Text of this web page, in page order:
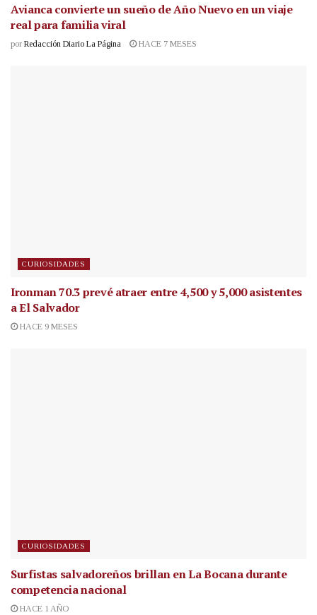
Avianca convierte un sueño de Año Nuevo en un viaje
real para familia viral
por Redacción Diario La Página HACE 7 MESES
CURIOSIDADES
Ironman 70.3 prevé atraer entre 4,500 y 5,000 asistentes
a El Salvador
HACE 9 MESES
CURIOSIDADES
Surfistas salvadoreños brillan en La Bocana durante
competencia nacional
HACE 1 AÑO